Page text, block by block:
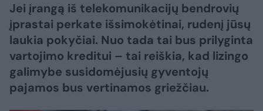
Jei įrangą iš telekomunikacijų bendrovių
įprastai perkate išsimokėtinai, rudenį jūsų
laukia pokyčiai. Nuo tada tai bus prilyginta
vartojimo kreditui – tai reiškia, kad lizingo
galimybe susidomėjusių gyventojų
pajamos bus vertinamos griežčiau.